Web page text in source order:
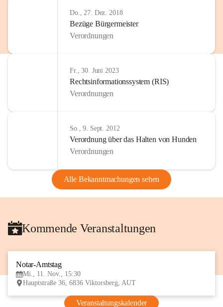
Do., 27. Dez. 2018
Bezüge Bürgermeister
Verordnungen
Fr., 30. Juni 2023
Rechtsinformationssystem (RIS)
Verordnungen
So., 9. Sept. 2012
Verordnung über das Halten von Hunden
Verordnungen
Alle Bekanntmachungen sehen
Kommende Veranstaltungen
Notar-Amtstag
Mi., 11. Nov., 15:30
Hauptstraße 36, 6836 Viktorsberg, AUT
Veranstaltungskalender